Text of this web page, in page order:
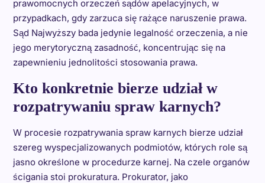
prawomocnych orzeczeń sądów apelacyjnych, w
przypadkach, gdy zarzuca się rażące naruszenie prawa.
Sąd Najwyższy bada jedynie legalność orzeczenia, a nie
jego merytoryczną zasadność, koncentrując się na
zapewnieniu jednolitości stosowania prawa.
Kto konkretnie bierze udział w
rozpatrywaniu spraw karnych?
W procesie rozpatrywania spraw karnych bierze udział
szereg wyspecjalizowanych podmiotów, których role są
jasno określone w procedurze karnej. Na czele organów
ścigania stoi prokuratura. Prokurator, jako